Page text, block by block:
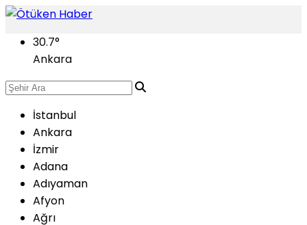
30.7°
Ankara
İstanbul
Ankara
İzmir
Adana
Adıyaman
Afyon
Ağrı